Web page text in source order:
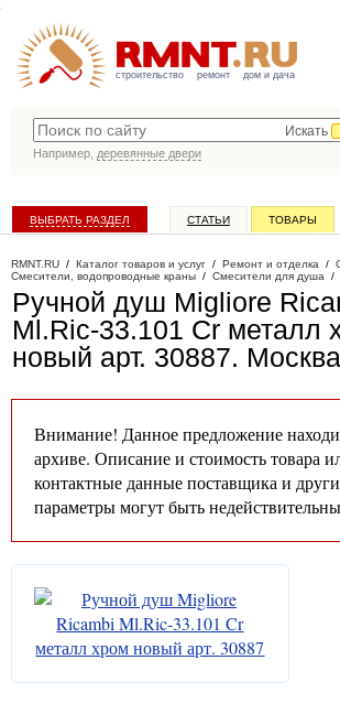
строительство ремонт дом и дача
Искать
Например, деревянные двери
ВЫБРАТЬ РАЗДЕЛ СТАТЬИ ТОВАРЫ
RMNT.RU / Каталог товаров и услуг / Ремонт и отделка /
Смесители, водопроводные краны / Смесители для душа /
Ручной душ Migliore
Ml.Ric-33.101 Cr металл
новый арт. 30887. Москва
Внимание! Данное предложение
архиве. Описание и стоимость товара
контактные данные поставщика и
параметры могут быть